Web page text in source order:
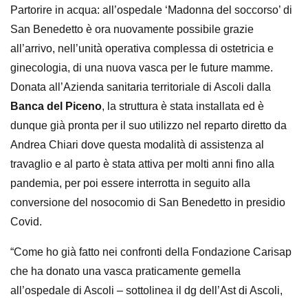
Partorire in acqua: all’ospedale ‘Madonna del soccorso’ di
San Benedetto è ora nuovamente possibile grazie
all’arrivo, nell’unità operativa complessa di ostetricia e
ginecologia, di una nuova vasca per le future mamme.
Donata all’Azienda sanitaria territoriale di Ascoli dalla
Banca del Piceno, la struttura è stata installata ed è
dunque già pronta per il suo utilizzo nel reparto diretto da
Andrea Chiari dove questa modalità di assistenza al
travaglio e al parto è stata attiva per molti anni fino alla
pandemia, per poi essere interrotta in seguito alla
conversione del nosocomio di San Benedetto in presidio
Covid.
“Come ho già fatto nei confronti della Fondazione Carisap
che ha donato una vasca praticamente gemella
all’ospedale di Ascoli – sottolinea il dg dell’Ast di Ascoli,